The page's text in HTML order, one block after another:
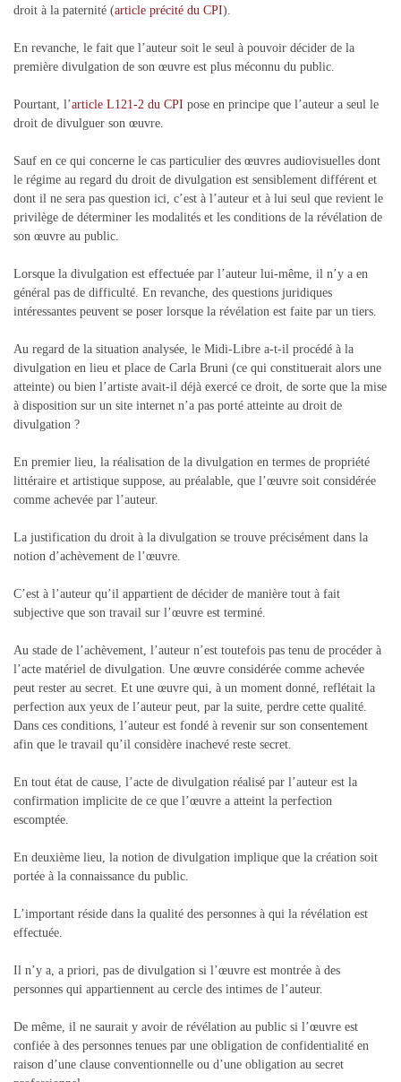
droit à la paternité (article précité du CPI).
En revanche, le fait que l’auteur soit le seul à pouvoir décider de la
première divulgation de son œuvre est plus méconnu du public.
Pourtant, l’article L121-2 du CPI pose en principe que l’auteur a seul le
droit de divulguer son œuvre.
Sauf en ce qui concerne le cas particulier des œuvres audiovisuelles dont
le régime au regard du droit de divulgation est sensiblement différent et
dont il ne sera pas question ici, c’est à l’auteur et à lui seul que revient le
privilège de déterminer les modalités et les conditions de la révélation de
son œuvre au public.
Lorsque la divulgation est effectuée par l’auteur lui-même, il n’y a en
général pas de difficulté. En revanche, des questions juridiques
intéressantes peuvent se poser lorsque la révélation est faite par un tiers.
Au regard de la situation analysée, le Midi-Libre a-t-il procédé à la
divulgation en lieu et place de Carla Bruni (ce qui constituerait alors une
atteinte) ou bien l’artiste avait-il déjà exercé ce droit, de sorte que la mise
à disposition sur un site internet n’a pas porté atteinte au droit de
divulgation ?
En premier lieu, la réalisation de la divulgation en termes de propriété
littéraire et artistique suppose, au préalable, que l’œuvre soit considérée
comme achevée par l’auteur.
La justification du droit à la divulgation se trouve précisément dans la
notion d’achèvement de l’œuvre.
C’est à l’auteur qu’il appartient de décider de manière tout à fait
subjective que son travail sur l’œuvre est terminé.
Au stade de l’achèvement, l’auteur n’est toutefois pas tenu de procéder à
l’acte matériel de divulgation. Une œuvre considérée comme achevée
peut rester au secret. Et une œuvre qui, à un moment donné, reflétait la
perfection aux yeux de l’auteur peut, par la suite, perdre cette qualité.
Dans ces conditions, l’auteur est fondé à revenir sur son consentement
afin que le travail qu’il considère inachevé reste secret.
En tout état de cause, l’acte de divulgation réalisé par l’auteur est la
confirmation implicite de ce que l’œuvre a atteint la perfection
escomptée.
En deuxième lieu, la notion de divulgation implique que la création soit
portée à la connaissance du public.
L’important réside dans la qualité des personnes à qui la révélation est
effectuée.
Il n’y a, a priori, pas de divulgation si l’œuvre est montrée à des
personnes qui appartiennent au cercle des intimes de l’auteur.
De même, il ne saurait y avoir de révélation au public si l’œuvre est
confiée à des personnes tenues par une obligation de confidentialité en
raison d’une clause conventionnelle ou d’une obligation au secret